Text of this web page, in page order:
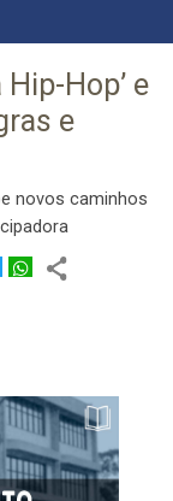
Hop’ e
e
novos caminhos